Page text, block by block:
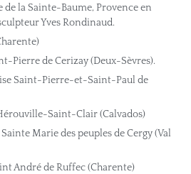
de la Sainte-Baume, Provence en
Yves Rondinaud.
Pierre de Cerizay (Deux-Sèvres).
Saint-Pierre-et-Saint-Paul de
Saint-Clair (Calvados)
Marie des peuples de Cergy (Val
André de Ruffec (Charente)